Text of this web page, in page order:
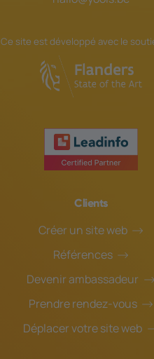
Ce site est développé avec le
Clients
Créer un site web
Références
Devenir ambassadeur
Prendre rendez-vous
Déplacer votre site web